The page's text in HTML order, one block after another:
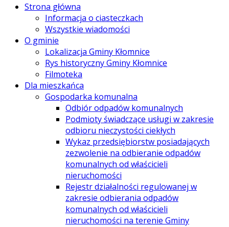
Strona główna
Informacja o ciasteczkach
Wszystkie wiadomości
O gminie
Lokalizacja Gminy Kłomnice
Rys historyczny Gminy Kłomnice
Filmoteka
Dla mieszkańca
Gospodarka komunalna
Odbiór odpadów komunalnych
Podmioty świadczące usługi w zakresie
odbioru nieczystości ciekłych
Wykaz przedsiębiorstw posiadających
zezwolenie na odbieranie odpadów
komunalnych od właścicieli
nieruchomości
Rejestr działalności regulowanej w
zakresie odbierania odpadów
komunalnych od właścicieli
nieruchomości na terenie Gminy